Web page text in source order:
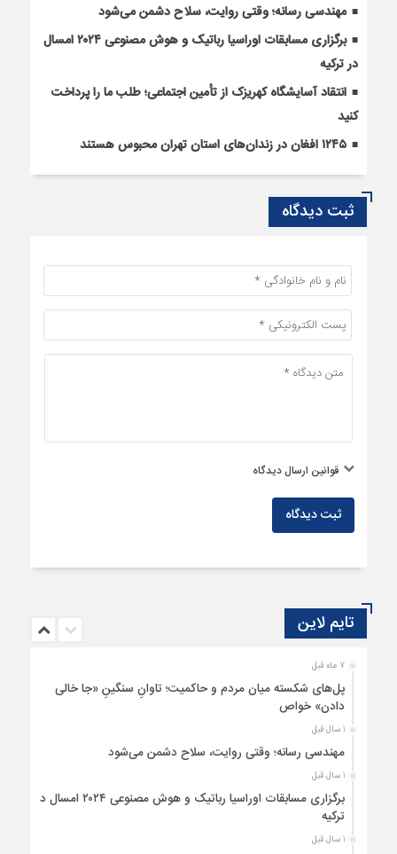
مهندسی رسانه؛ وقتی روایت، سلاح دشمن می‌شود
برگزاری مسابقات اوراسیا رباتیک و هوش مصنوعی ۲۰۲۴ امسال
در ترکیه
انتقاد آسایشگاه کهریزک از تأمین اجتماعی؛ طلب ما را پرداخت
کنید
۱۲۴۵ افغان در زندان‌های استان تهران محبوس هستند
ثبت دیدگاه
قوانین ارسال دیدگاه
ثبت دیدگاه
تایم لاین
7 ماه قبل
پل‌های شکسته میان مردم و حاکمیت؛ تاوانِ سنگینِ «جا خالی
دادن» خواص
1 سال قبل
مهندسی رسانه؛ وقتی روایت، سلاح دشمن می‌شود
1 سال قبل
برگزاری مسابقات اوراسیا رباتیک و هوش مصنوعی ۲۰۲۴ امسال در
ترکیه
1 سال قبل